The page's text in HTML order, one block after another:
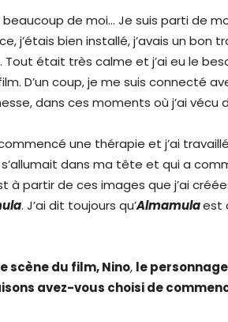
beaucoup de moi… Je suis parti de
j’étais bien installé, j’avais un bon
Tout était très calme et j’ai eu le
D’un coup, je me suis connecté
dans ces moments où j’ai vécu
commencé une thérapie et j’ai
dans ma tête et qui a
à partir de ces images que j’ai
. J’ai dit toujours qu’Almamulaest
scène du film, Nino, le
avez-vous choisi de